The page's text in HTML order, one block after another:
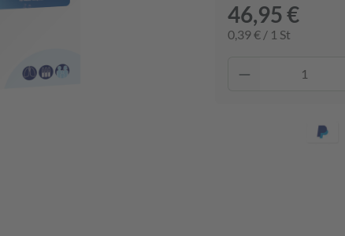
46,95 €
0,39 € / 1 St